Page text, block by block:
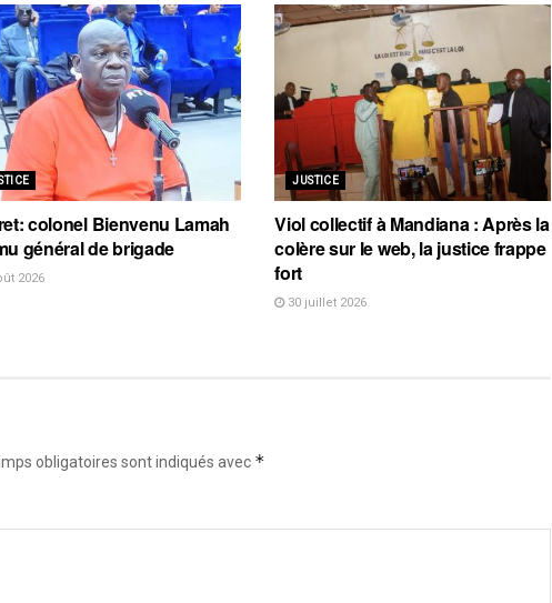
colonel Bienvenu Lamah
général de brigade
2026
JUSTICE
Viol collectif à Mandiana : Après la
colère sur le web, la justice frappe
fort
30 juillet 2026
obligatoires sont indiqués avec *